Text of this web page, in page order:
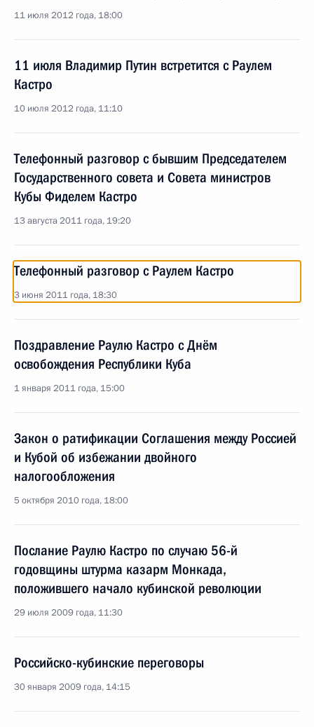
11 июля 2012 года, 18:00
11 июля Владимир Путин встретится с Раулем
Кастро
10 июля 2012 года, 11:10
Телефонный разговор с бывшим Председателем
Государственного совета и Совета министров
Кубы Фиделем Кастро
13 августа 2011 года, 19:20
Телефонный разговор с Раулем Кастро
3 июня 2011 года, 18:30
Поздравление Раулю Кастро с Днём
освобождения Республики Куба
1 января 2011 года, 15:00
Закон о ратификации Соглашения между Россией
и Кубой об избежании двойного
налогообложения
5 октября 2010 года, 18:00
Послание Раулю Кастро по случаю 56-й
годовщины штурма казарм Монкада,
положившего начало кубинской революции
29 июля 2009 года, 11:30
Российско-кубинские переговоры
30 января 2009 года, 14:15